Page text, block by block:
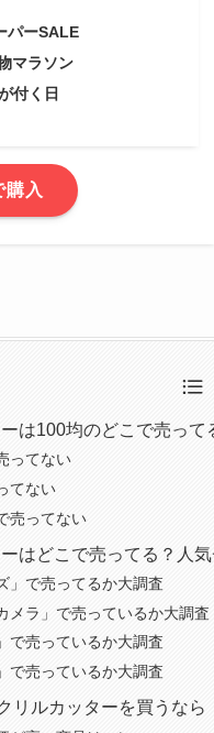
パーSALE
マラソン
付く日
購入
は100均のどこで売って
ってない
てない
売ってない
はどこで売ってる？人
」で売ってるか大調査
メラ」で売っているか大調査
で売っているか大調査
で売っているか大調査
リルカッターを買うなら